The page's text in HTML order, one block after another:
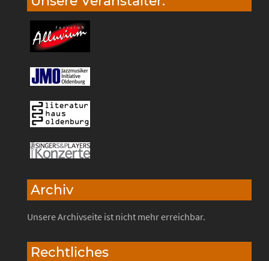
Archiv
Unsere Archivseite ist nicht mehr erreichbar.
Rechtliches